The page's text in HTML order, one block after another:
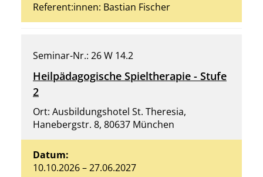
Referent:innen: Bastian Fischer
Seminar-Nr.: 26 W 14.2
Heilpädagogische Spieltherapie - Stufe
2
Ort: Ausbildungshotel St. Theresia,
Hanebergstr. 8, 80637 München
Datum:
10.10.2026 – 27.06.2027